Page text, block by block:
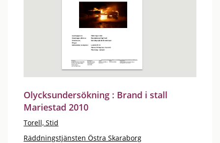
Olycksundersökning : Brand i stall
Mariestad 2010
Torell, Stid
Räddningstjänsten Östra Skaraborg